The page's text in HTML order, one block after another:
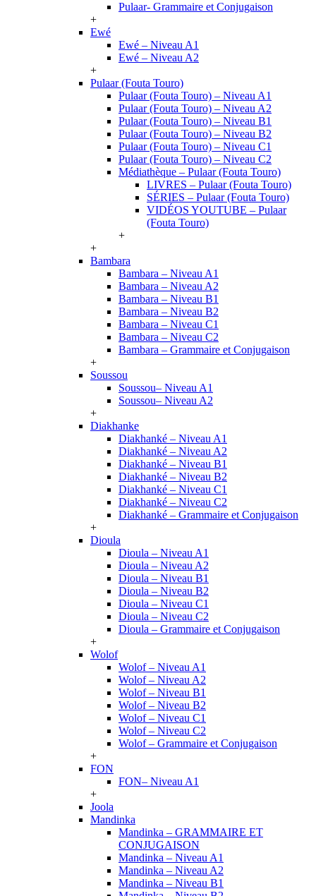
Pulaar- Grammaire et Conjugaison
+
Ewé
Ewé – Niveau A1
Ewé – Niveau A2
+
Pulaar (Fouta Touro)
Pulaar (Fouta Touro) – Niveau A1
Pulaar (Fouta Touro) – Niveau A2
Pulaar (Fouta Touro) – Niveau B1
Pulaar (Fouta Touro) – Niveau B2
Pulaar (Fouta Touro) – Niveau C1
Pulaar (Fouta Touro) – Niveau C2
Médiathèque – Pulaar (Fouta Touro)
LIVRES – Pulaar (Fouta Touro)
SÉRIES – Pulaar (Fouta Touro)
VIDÉOS YOUTUBE – Pulaar
(Fouta Touro)
+
+
Bambara
Bambara – Niveau A1
Bambara – Niveau A2
Bambara – Niveau B1
Bambara – Niveau B2
Bambara – Niveau C1
Bambara – Niveau C2
Bambara – Grammaire et Conjugaison
+
Soussou
Soussou– Niveau A1
Soussou– Niveau A2
+
Diakhanke
Diakhanké – Niveau A1
Diakhanké – Niveau A2
Diakhanké – Niveau B1
Diakhanké – Niveau B2
Diakhanké – Niveau C1
Diakhanké – Niveau C2
Diakhanké – Grammaire et Conjugaison
+
Dioula
Dioula – Niveau A1
Dioula – Niveau A2
Dioula – Niveau B1
Dioula – Niveau B2
Dioula – Niveau C1
Dioula – Niveau C2
Dioula – Grammaire et Conjugaison
+
Wolof
Wolof – Niveau A1
Wolof – Niveau A2
Wolof – Niveau B1
Wolof – Niveau B2
Wolof – Niveau C1
Wolof – Niveau C2
Wolof – Grammaire et Conjugaison
+
FON
FON– Niveau A1
+
Joola
Mandinka
Mandinka – GRAMMAIRE ET
CONJUGAISON
Mandinka – Niveau A1
Mandinka – Niveau A2
Mandinka – Niveau B1